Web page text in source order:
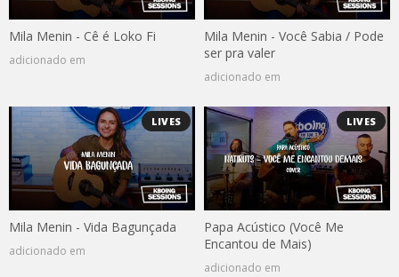
Mila Menin - Cê é Loko Fi
adicionado em
Mila Menin - Você Sabia / Pode
ser pra valer
adicionado em
LIVES
Mila Menin - Vida Bagunçada
adicionado em
LIVES
Papa Acústico (Você Me
Encantou de Mais)
adicionado em